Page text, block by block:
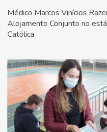
Médico Marcos Vinícios
Alojamento Conjunto no
Católica